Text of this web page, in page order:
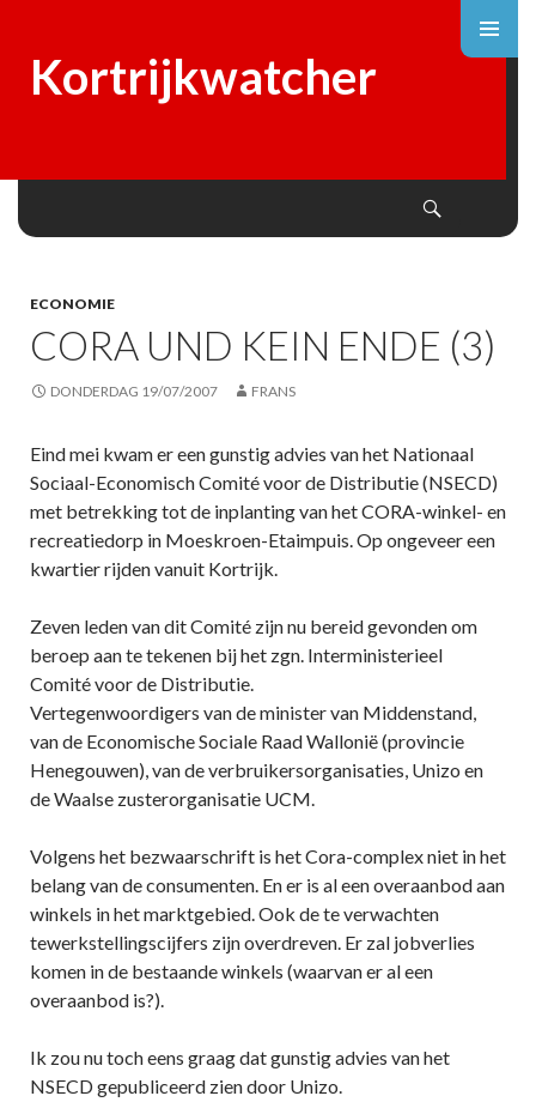
Kortrijkwatcher
ECONOMIE
CORA UND KEIN ENDE (3)
DONDERDAG 19/07/2007 FRANS
Eind mei kwam er een gunstig advies van het Nationaal
Sociaal-Economisch Comité voor de Distributie (NSECD)
met betrekking tot de inplanting van het CORA-winkel- en
recreatiedorp in Moeskroen-Etaimpuis. Op ongeveer een
kwartier rijden vanuit Kortrijk.
Zeven leden van dit Comité zijn nu bereid gevonden om
beroep aan te tekenen bij het zgn. Interministerieel
Comité voor de Distributie.
Vertegenwoordigers van de minister van Middenstand,
van de Economische Sociale Raad Wallonië (provincie
Henegouwen), van de verbruikersorganisaties, Unizo en
de Waalse zusterorganisatie UCM.
Volgens het bezwaarschrift is het Cora-complex niet in het
belang van de consumenten. En er is al een overaanbod aan
winkels in het marktgebied. Ook de te verwachten
tewerkstellingscijfers zijn overdreven. Er zal jobverlies
komen in de bestaande winkels (waarvan er al een
overaanbod is?).
Ik zou nu toch eens graag dat gunstig advies van het
NSECD gepubliceerd zien door Unizo.